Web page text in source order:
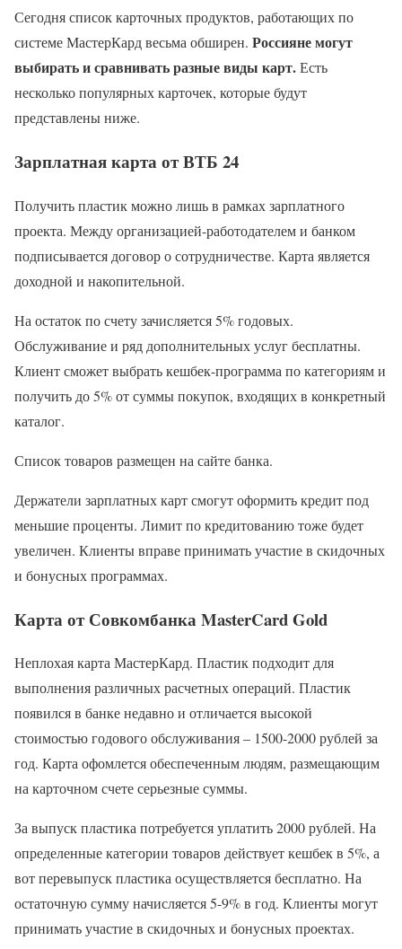
Сегодня список карточных продуктов, работающих по
системе МастерКард весьма обширен. Россияне могут
выбирать и сравнивать разные виды карт.Есть
несколько популярных карточек, которые будут
представлены ниже.
Зарплатная карта от ВТБ 24
Получить пластик можно лишь в рамках зарплатного
проекта. Между организацией-работодателем и банком
подписывается договор о сотрудничестве. Карта является
доходной и накопительной.
На остаток по счету зачисляется 5% годовых.
Обслуживание и ряд дополнительных услуг бесплатны.
Клиент сможет выбрать кешбек-программа по категориям и
получить до 5% от суммы покупок, входящих в конкретный
каталог.
Список товаров размещен на сайте банка.
Держатели зарплатных карт смогут оформить кредит под
меньшие проценты. Лимит по кредитованию тоже будет
увеличен. Клиенты вправе принимать участие в скидочных
и бонусных программах.
Карта от Совкомбанка MasterCard Gold
Неплохая карта МастерКард. Пластик подходит для
выполнения различных расчетных операций. Пластик
появился в банке недавно и отличается высокой
стоимостью годового обслуживания – 1500-2000 рублей за
год. Карта офомлется обеспеченным людям, размещающим
на карточном счете серьезные суммы.
За выпуск пластика потребуется уплатить 2000 рублей. На
определенные категории товаров действует кешбек в 5%, а
вот перевыпуск пластика осуществляется бесплатно. На
остаточную сумму начисляется 5-9% в год. Клиенты могут
принимать участие в скидочных и бонусных проектах.